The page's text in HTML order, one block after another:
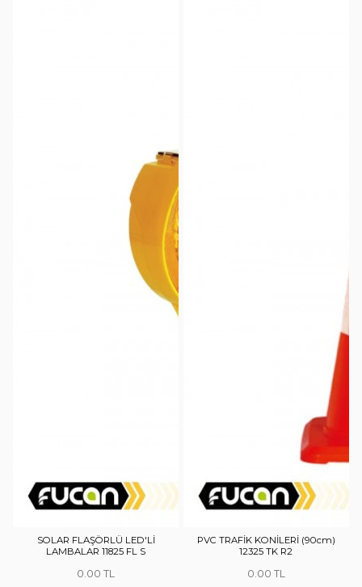
SOLAR FLAŞÖRLÜ LED'Lİ
LAMBALAR 11825 FL S
0.00
PVC TRAFİK KONİLERİ (90cm)
12325 TK R2
0.00